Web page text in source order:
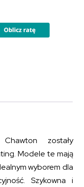
zostały
Modele te mają
wyborem dla
Szykowna i